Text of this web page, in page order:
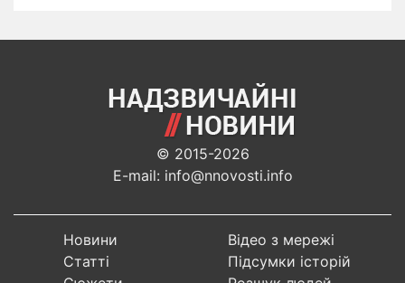
© 2015-2026
E-mail: info@nnovosti.info
Новини
Статті
Відео з мережі
Підсумки історій